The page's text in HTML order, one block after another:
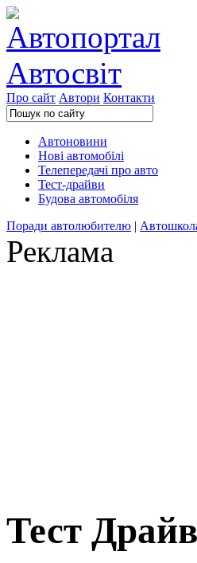
Про сайт Автори Контакти
Автоновини
Нові автомобілі
Телепередачі про авто
Тест-драйви
Будова автомобіля
Поради автолюбителю |
Реклама
Тест